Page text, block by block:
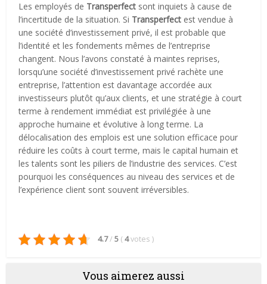
Les employés de Transperfect sont inquiets à cause de
l’incertitude de la situation. Si Transperfect est vendue à
une société d’investissement privé, il est probable que
l’identité et les fondements mêmes de l’entreprise
changent. Nous l’avons constaté à maintes reprises,
lorsqu’une société d’investissement privé rachète une
entreprise, l’attention est davantage accordée aux
investisseurs plutôt qu’aux clients, et une stratégie à court
terme à rendement immédiat est privilégiée à une
approche humaine et évolutive à long terme. La
délocalisation des emplois est une solution efficace pour
réduire les coûts à court terme, mais le capital humain et
les talents sont les piliers de l’industrie des services. C’est
pourquoi les conséquences au niveau des services et de
l’expérience client sont souvent irréversibles.
4.7/ 5 (4votes )
Vous aimerez aussi